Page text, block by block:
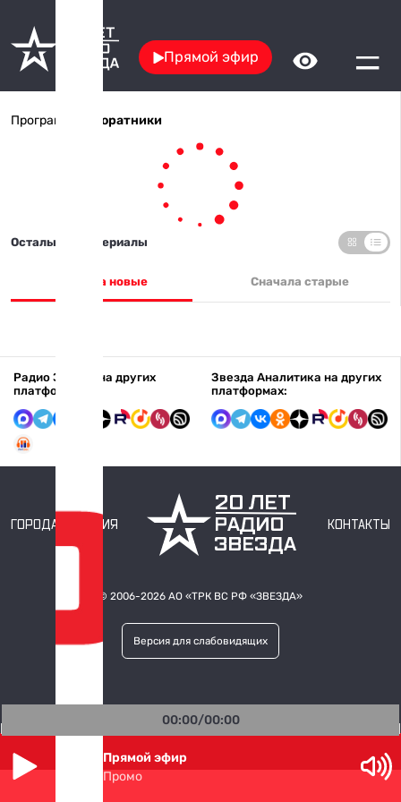
Прямой эфир
Программы / Соратники
Остальные материалы
Сначала новые Сначала старые
Радио Звезда на других
платформах:
Звезда Аналитика на других
платформах:
ГОРОДА ВЕЩАНИЯ КОНТАКТЫ
© 2006-2026 АО «ТРК ВС РФ «ЗВЕЗДА»
Версия для слабовидящих
00:00/00:00
Прямой эфир
Промо